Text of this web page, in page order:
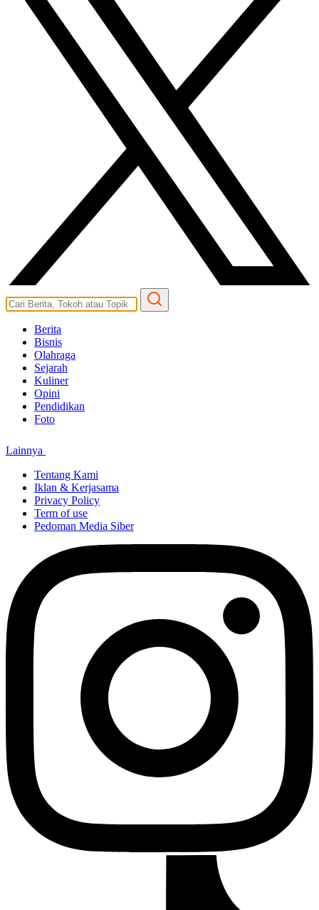
Berita
Bisnis
Olahraga
Sejarah
Kuliner
Opini
Pendidikan
Foto
Lainnya
Tentang Kami
Iklan & Kerjasama
Privacy Policy
Term of use
Pedoman Media Siber